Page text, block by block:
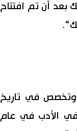
بعد أن تم افتتاح
القاهرة، درس في اليابان لمدة 13 عاما، وتخصص في تاريخ
في الأدب في عام